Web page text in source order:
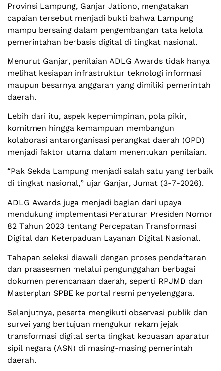
Provinsi Lampung, Ganjar Jationo, mengatakan
capaian tersebut menjadi bukti bahwa Lampung
mampu bersaing dalam pengembangan tata kelola
pemerintahan berbasis digital di tingkat nasional.
Menurut Ganjar, penilaian ADLG Awards tidak hanya
melihat kesiapan infrastruktur teknologi informasi
maupun besarnya anggaran yang dimiliki pemerintah
daerah.
Lebih dari itu, aspek kepemimpinan, pola pikir,
komitmen hingga kemampuan membangun
kolaborasi antarorganisasi perangkat daerah (OPD)
menjadi faktor utama dalam menentukan penilaian.
“Pak Sekda Lampung menjadi salah satu yang terbaik
di tingkat nasional,” ujar Ganjar, Jumat (3-7-2026).
ADLG Awards juga menjadi bagian dari upaya
mendukung implementasi Peraturan Presiden Nomor
82 Tahun 2023 tentang Percepatan Transformasi
Digital dan Keterpaduan Layanan Digital Nasional.
Tahapan seleksi diawali dengan proses pendaftaran
dan praasesmen melalui pengunggahan berbagai
dokumen perencanaan daerah, seperti RPJMD dan
Masterplan SPBE ke portal resmi penyelenggara.
Selanjutnya, peserta mengikuti observasi publik dan
survei yang bertujuan mengukur rekam jejak
transformasi digital serta tingkat kepuasan aparatur
sipil negara (ASN) di masing-masing pemerintah
daerah.